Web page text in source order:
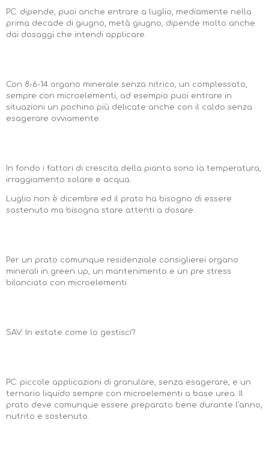
PC: dipende, puoi anche entrare a luglio, mediamente nella
prima decade di giugno, metà giugno, dipende molto anche
dai dosaggi che intendi applicare.
Con 8-6-14 organo minerale senza nitrico, un complessato,
sempre con microelementi, ad esempio puoi entrare in
situazioni un pochino più delicate anche con il caldo senza
esagerare ovviamente.
In fondo i fattori di crescita della pianta sono la temperatura,
irraggiamento solare e acqua.
Luglio non è dicembre ed il prato ha bisogno di essere
sostenuto ma bisogna stare attenti a dosare.
Per un prato comunque residenziale consiglierei organo
minerali in green up, un mantenimento e un pre stress
bilanciato con microelementi.
SAV: In estate come lo gestisci?
PC: piccole applicazioni di granulare, senza esagerare, e un
ternario liquido sempre con microelementi a base urea. Il
prato deve comunque essere preparato bene durante l'anno,
nutrito e sostenuto.